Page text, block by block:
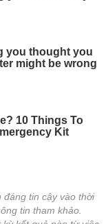
đáng tin cậy vào thời
tin tham khảo.